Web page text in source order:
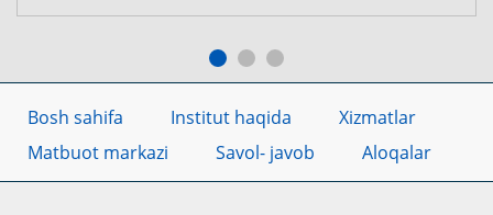
Bosh sahifa Institut haqida
Xizmatlar
Matbuot markazi
Savol- javob Aloqalar